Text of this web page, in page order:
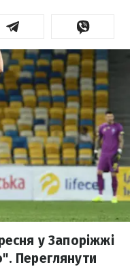
у Запоріжжі
Переглянути